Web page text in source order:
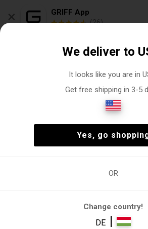
× GRIFF App
(26)
Damenstiefel
Stiefel(2)
Filter
We deliver to
It looks like you are in
Get free shipping in 3-5
Yes, go
OR
Change country!
DE |